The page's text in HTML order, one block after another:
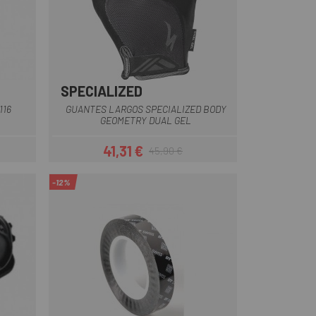
Amarillo
BlancoNegro
SPECIALIZED
GUANTES LARGOS SPECIALIZED BODY
GEOMETRY DUAL GEL
Precio
41,31 €Precio regular
45,90 €
-12%